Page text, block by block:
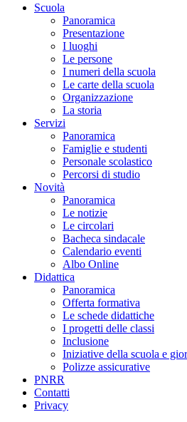
Scuola
Panoramica
Presentazione
I luoghi
Le persone
I numeri della scuola
Le carte della scuola
Organizzazione
La storia
Servizi
Panoramica
Famiglie e studenti
Personale scolastico
Percorsi di studio
Novità
Panoramica
Le notizie
Le circolari
Bacheca sindacale
Calendario eventi
Albo Online
Didattica
Panoramica
Offerta formativa
Le schede didattiche
I progetti delle classi
Inclusione
Iniziative della scuola e
Polizze assicurative
PNRR
Contatti
Privacy